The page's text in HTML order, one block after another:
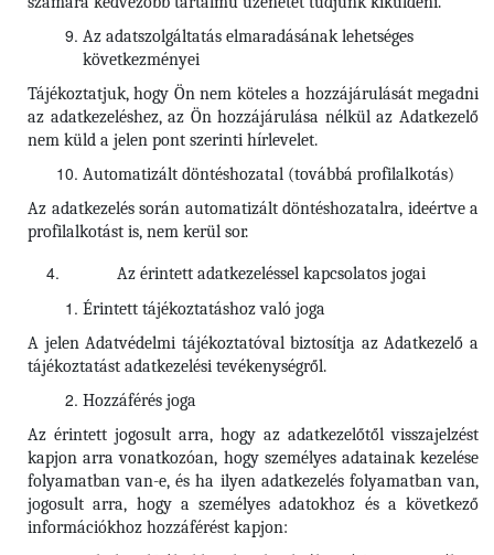
Az adatszolgáltatás elmaradásának lehetséges
következményei
Tájékoztatjuk, hogy Ön nem köteles a hozzájárulását megadni
az adatkezeléshez, az Ön hozzájárulása nélkül az Adatkezelő
nem küld a jelen pont szerinti hírlevelet.
Automatizált döntéshozatal (továbbá profilalkotás)
Az adatkezelés során automatizált döntéshozatalra, ideértve a
profilalkotást is, nem kerül sor.
Az érintett adatkezeléssel kapcsolatos jogai
Érintett tájékoztatáshoz való joga
A jelen Adatvédelmi tájékoztatóval biztosítja az Adatkezelő a
tájékoztatást adatkezelési tevékenységről.
Hozzáférés joga
Az érintett jogosult arra, hogy az adatkezelőtől visszajelzést
kapjon arra vonatkozóan, hogy személyes adatainak kezelése
folyamatban van-e, és ha ilyen adatkezelés folyamatban van,
jogosult arra, hogy a személyes adatokhoz és a következő
információkhoz hozzáférést kapjon: